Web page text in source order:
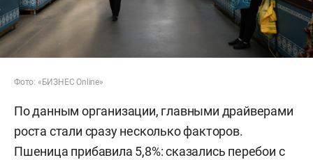
Фото: «БИЗНЕС Online»
По данным организации, главными драйверами
роста стали сразу несколько факторов.
Пшеница прибавила 5,8%: сказались перебои с